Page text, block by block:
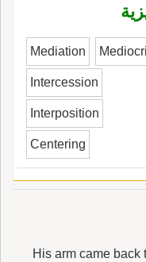
Mediation
Intercession
Interposition
Centering
His arm came back